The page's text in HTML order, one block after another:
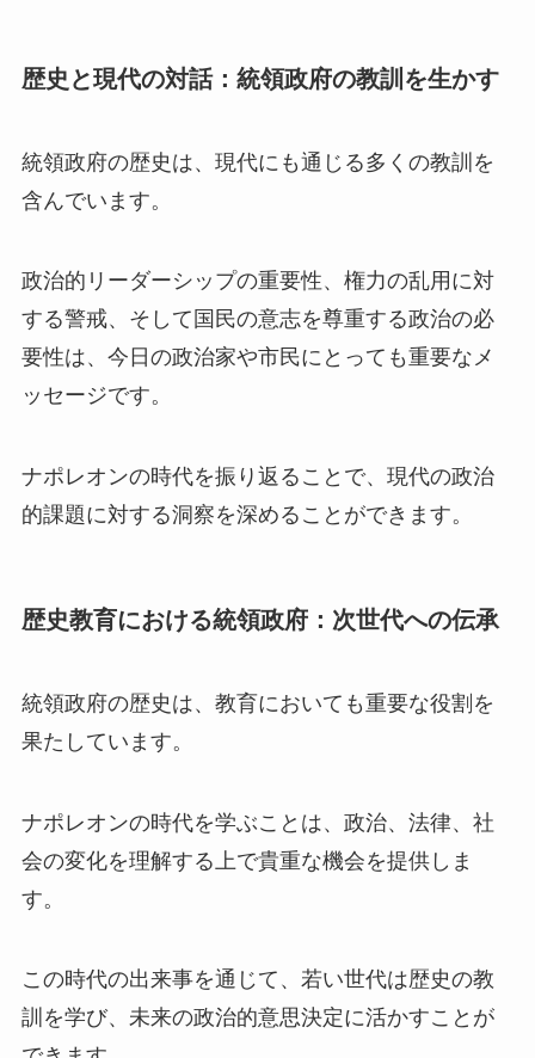
歴史と現代の対話：統領政府の教訓を生かす
統領政府の歴史は、現代にも通じる多くの教訓を
含んでいます。
政治的リーダーシップの重要性、権力の乱用に対
する警戒、そして国民の意志を尊重する政治の必
要性は、今日の政治家や市民にとっても重要なメ
ッセージです。
ナポレオンの時代を振り返ることで、現代の政治
的課題に対する洞察を深めることができます。
歴史教育における統領政府：次世代への伝承
統領政府の歴史は、教育においても重要な役割を
果たしています。
ナポレオンの時代を学ぶことは、政治、法律、社
会の変化を理解する上で貴重な機会を提供しま
す。
この時代の出来事を通じて、若い世代は歴史の教
訓を学び、未来の政治的意思決定に活かすことが